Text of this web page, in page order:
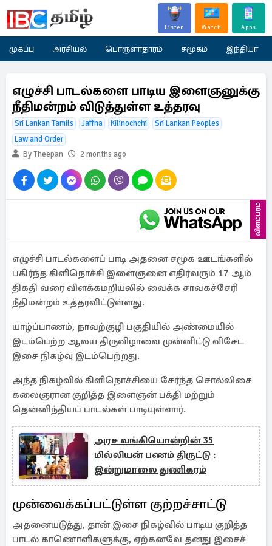
Listen Watch Apps
முகப்பு அரசியல் பொருளாதாரம் சமூகம் இந்தியா
எழுச்சி பாடல்களை பாடிய இளைஞனுக்கு
நீதிமன்றம் விடுத்துள்ள உத்தரவு
Sri Lankan Tamils Jaffna Kilinochchi
Sri Lankan Peoples
Law and Order
By Theepan
2 months ago
விளம்பரம்
எழுச்சி பாடல்களைப் பாடி அதனை சமூக ஊடங்களில்
பகிர்ந்த கிளிநொச்சி இளைஞனை எதிர்வரும் 17 ஆம்
திகதி வரை விளக்கமறியலில் வைக்க சாவகச்சேரி
நீதிமன்றம் உத்தரவிட்டுள்ளது.
யாழ்ப்பாணம், நாவற்குழி பகுதியில் அண்மையில்
இடம்பெற்ற ஆலய திருவிழாவை முன்னிட்டு விசேட
இசை நிகழ்வு இடம்பெற்றது.
அந்த நிகழ்வில் கிளிநொச்சியை சேர்ந்த சொல்லிசை
கலைஞரான குறித்த இளைஞன் பக்தி மற்றும்
தென்னிந்தியப் பாடல்கள் பாடியுள்ளார்.
அரச வங்கியொன்றின் 35
மில்லியன் பணம் திருட்டு :
இன்றுமாலை துணிகரம்
முன்வைக்கப்பட்டுள்ள குற்றச்சாட்டு
அதனையடுத்து, தான் இசை நிகழ்வில் பாடிய குறித்த
பாடல் காணொளிகளுக்கு, ஏற்கனவே தனது இசைச்